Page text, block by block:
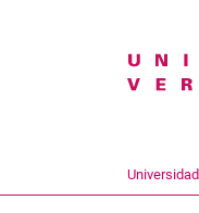
Universidad